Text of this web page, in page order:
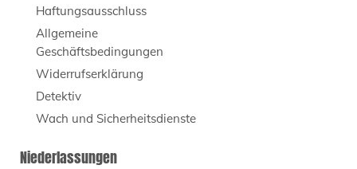
Haftungsausschluss
Allgemeine
Geschäftsbedingungen
Widerrufserklärung
Detektiv
Wach und Sicherheitsdienste
Niederlassungen